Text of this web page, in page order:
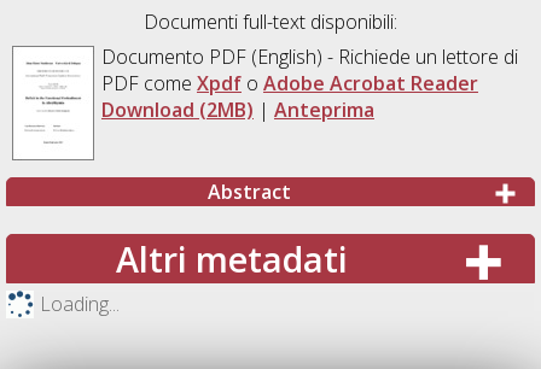
Documenti full-text disponibili:
Documento PDF(English) - Richiede un lettore di
PDF come Xpdfo Adobe Acrobat Reader
Download (2MB) | Anteprima
Abstract
Altri metadati
Loading...